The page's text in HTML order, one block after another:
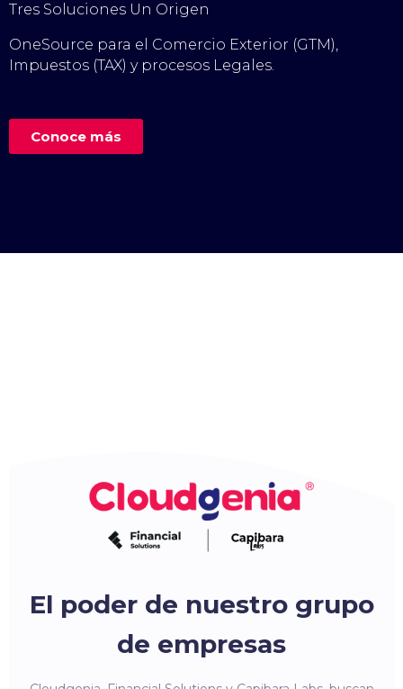
Tres Soluciones Un Origen
OneSource para el Comercio Exterior (GTM),
Impuestos (TAX) y procesos Legales.
Conoce más
El poder de nuestro grupo
de empresas